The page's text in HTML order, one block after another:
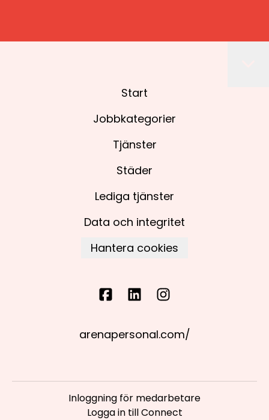
Start
Jobbkategorier
Tjänster
Städer
Lediga tjänster
Data och integritet
Hantera cookies
arenapersonal.com/
Inloggning för medarbetare
Logga in till Connect